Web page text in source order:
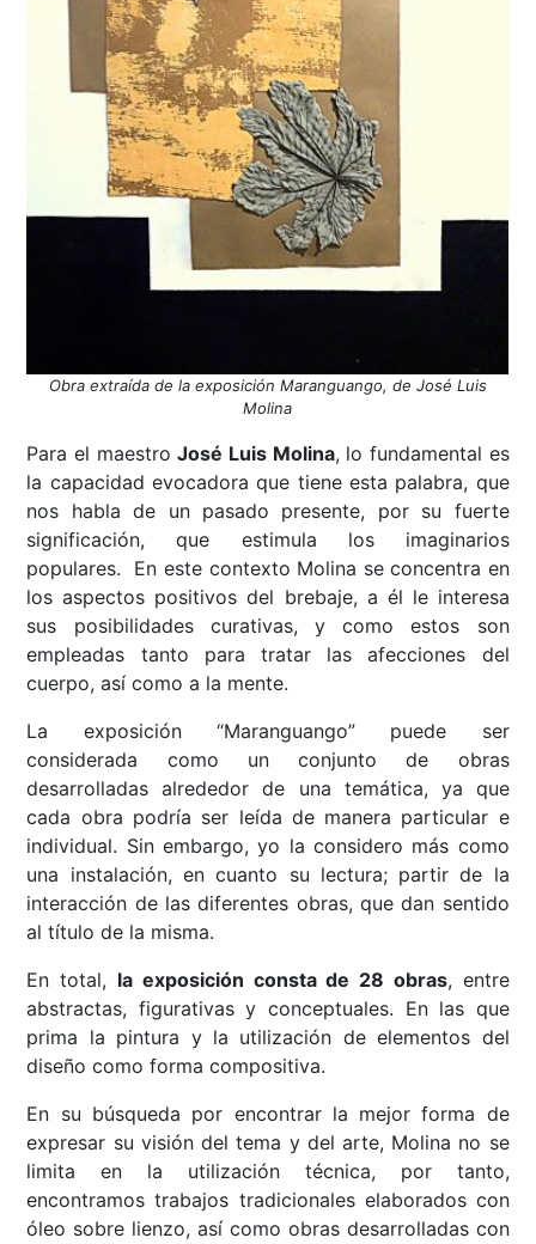
Obra extraída de la exposición Maranguango, de José Luis
Molina
Para el maestroJosé Luis Molina, lo fundamental es
la capacidad evocadora que tiene esta palabra, que
nos habla de un pasado presente, por su fuerte
significación, que estimula los imaginarios
populares. En este contexto Molina se concentra en
los aspectos positivos del brebaje, a él le interesa
sus posibilidades curativas, y como estos son
empleadas tanto para tratar las afecciones del
cuerpo, así como a la mente.
La exposición “Maranguango” puede ser
considerada como un conjunto de obras
desarrolladas alrededor de una temática, ya que
cada obra podría ser leída de manera particular e
individual. Sin embargo, yo la considero más como
una instalación, en cuanto su lectura; partir de la
interacción de las diferentes obras, que dan sentido
al título de la misma.
En total, la exposición consta de 28 obras, entre
abstractas, figurativas y conceptuales. En las que
prima la pintura y la utilización de elementos del
diseño como forma compositiva.
En su búsqueda por encontrar la mejor forma de
expresar su visión del tema y del arte, Molina no se
limita en la utilización técnica, por tanto,
encontramos trabajos tradicionales elaborados con
óleo sobre lienzo, así como obras desarrolladas con